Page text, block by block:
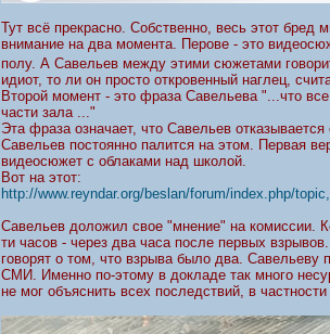
Тут всё прекрасно. Собственно, весь этот
внимание на два момента. Перове - это
полу. А Савельев между этими сюжетами
идиот, то ли он просто откровенный наглец,
Второй момент - это фраза Савельева "...что
части зала ..."
Эта фраза означает, что Савельев
Савельев постоянно палится на этом. Первая
видеосюжет с облаками над школой.
Вот на этот:
http://www.reyndar.org/beslan/forum/index.php/
Савельев доложил свое "мнение" на комиссии.
ти часов - через два часа после первых
говорят о том, что взрыва было два.
СМИ. Именно по-этому в докладе так много
не мог объяснить всех последствий, в